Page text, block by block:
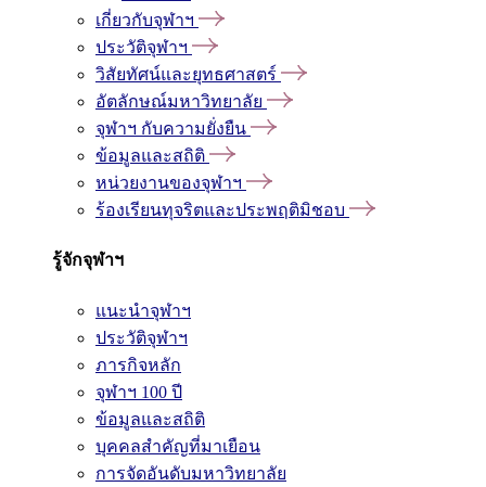
เกี่ยวกับจุฬาฯ
ประวัติจุฬาฯ
วิสัยทัศน์และยุทธศาสตร์
อัตลักษณ์มหาวิทยาลัย
จุฬาฯ กับความยั่งยืน
ข้อมูลและสถิติ
หน่วยงานของจุฬาฯ
ร้องเรียนทุจริตและประพฤติมิชอบ
รู้จักจุฬาฯ
แนะนำจุฬาฯ
ประวัติจุฬาฯ
ภารกิจหลัก
จุฬาฯ 100 ปี
ข้อมูลและสถิติ
บุคคลสำคัญที่มาเยือน
การจัดอันดับมหาวิทยาลัย